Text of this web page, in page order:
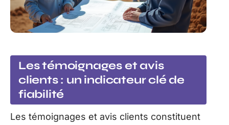
Les témoignages et avis
clients : un indicateur clé de
fiabilité
Les témoignages et avis clients constituent